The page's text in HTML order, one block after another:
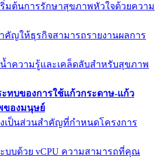
ริ่มต้นการรักษาสุขภาพหัวใจด้วยความ
ำคัญให้ธุรกิจสามารถรายงานผลการ
ำความรู้และเคล็ดลับสำหรับสุขภาพ
ะทบของการใช้แก้วกระดาษ-แก้ว
ของมนุษย์
เป็นส่วนสำคัญที่กำหนดโครงการ
บบด้วย vCPU ความสามารถที่คุณ